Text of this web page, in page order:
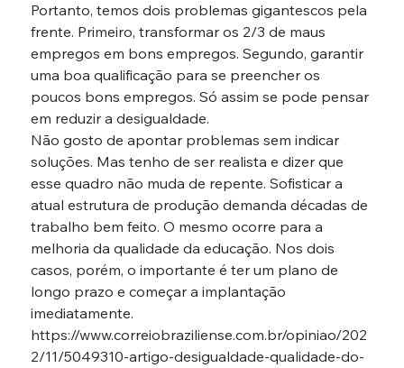
Portanto, temos dois problemas gigantescos pela
frente. Primeiro, transformar os 2/3 de maus
empregos em bons empregos. Segundo, garantir
uma boa qualificação para se preencher os
poucos bons empregos. Só assim se pode pensar
em reduzir a desigualdade.
Não gosto de apontar problemas sem indicar
soluções. Mas tenho de ser realista e dizer que
esse quadro não muda de repente. Sofisticar a
atual estrutura de produção demanda décadas de
trabalho bem feito. O mesmo ocorre para a
melhoria da qualidade da educação. Nos dois
casos, porém, o importante é ter um plano de
longo prazo e começar a implantação
imediatamente.
https://www.correiobraziliense.com.br/opiniao/202
2/11/5049310-artigo-desigualdade-qualidade-do-